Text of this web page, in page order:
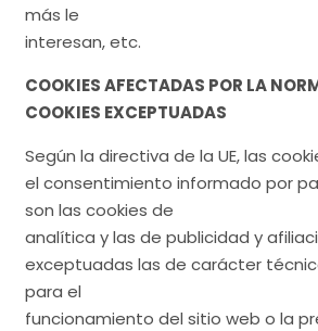
más le
interesan, etc.
COOKIES AFECTADAS POR LA
COOKIES EXCEPTUADAS
Según la directiva de la UE, las
el consentimiento informado por
son las cookies de
analítica y las de publicidad y
exceptuadas las de carácter
para el
funcionamiento del sitio web o la